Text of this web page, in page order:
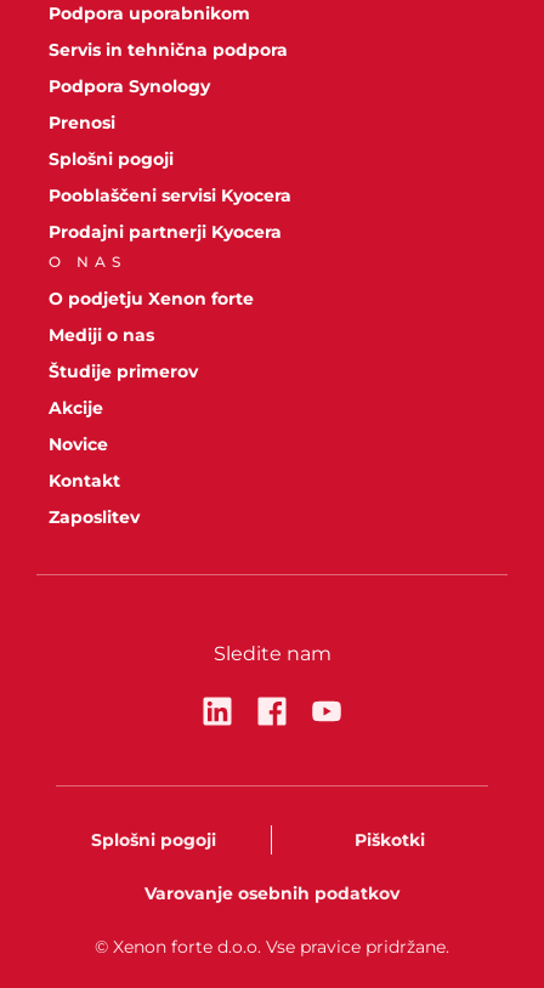
Podpora uporabnikom
Servis in tehnična podpora
Podpora Synology
Prenosi
Splošni pogoji
Pooblaščeni servisi Kyocera
Prodajni partnerji Kyocera
O NAS
O podjetju Xenon forte
Mediji o nas
Študije primerov
Akcije
Novice
Kontakt
Zaposlitev
Sledite nam
Splošni pogoji Piškotki
Varovanje osebnih podatkov
© Xenon forte d.o.o. Vse pravice pridržane.